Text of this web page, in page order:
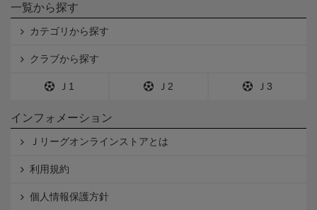
一覧から探す
カテゴリから探す
クラブから探す
Ｊ1 Ｊ2 Ｊ3
インフォメーション
Ｊリーグオンラインストアとは
利用規約
個人情報保護方針